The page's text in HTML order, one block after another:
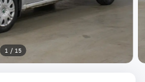
1 / 15